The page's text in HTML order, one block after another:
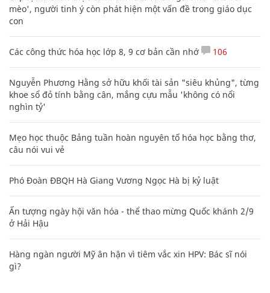
mèo', người tinh ý còn phát hiện một vấn đề trong giáo dục
con
Các công thức hóa học lớp 8, 9 cơ bản cần nhớ 106
Nguyễn Phương Hằng sở hữu khối tài sản "siêu khủng", từng
khoe sổ đỏ tính bằng cân, mắng cựu mẫu 'không có nổi
nghìn tỷ'
Mẹo học thuộc Bảng tuần hoàn nguyên tố hóa học bằng thơ,
câu nói vui vẻ
Phó Đoàn ĐBQH Hà Giang Vương Ngọc Hà bị kỷ luật
Ấn tượng ngày hội văn hóa - thể thao mừng Quốc khánh 2/9
ở Hải Hậu
Hàng ngàn người Mỹ ân hận vì tiêm vắc xin HPV: Bác sĩ nói
gì?